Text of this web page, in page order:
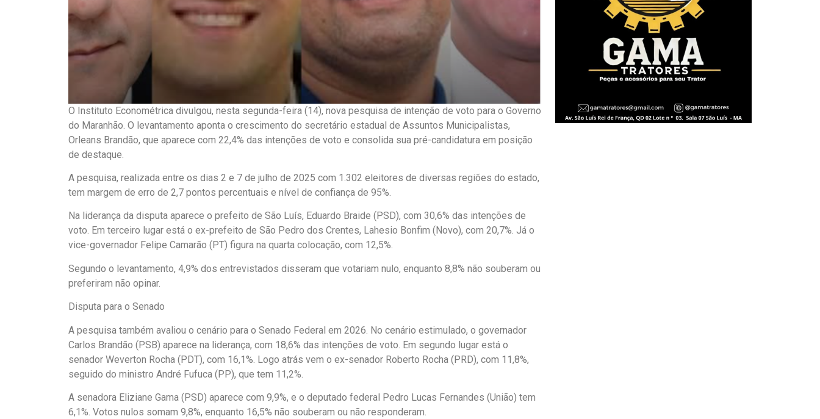
O Instituto Econométrica divulgou, nesta segunda-feira (14), nova pesquisa de intenção de voto para o Governo
do Maranhão. O levantamento aponta o crescimento do secretário estadual de Assuntos Municipalistas,
Orleans Brandão, que aparece com 22,4% das intenções de voto e consolida sua pré-candidatura em posição
de destaque.
A pesquisa, realizada entre os dias 2 e 7 de julho de 2025 com 1.302 eleitores de diversas regiões do estado,
tem margem de erro de 2,7 pontos percentuais e nível de confiança de 95%.
Na liderança da disputa aparece o prefeito de São Luís, Eduardo Braide (PSD), com 30,6% das intenções de
voto. Em terceiro lugar está o ex-prefeito de São Pedro dos Crentes, Lahesio Bonfim (Novo), com 20,7%. Já o
vice-governador Felipe Camarão (PT) figura na quarta colocação, com 12,5%.
Segundo o levantamento, 4,9% dos entrevistados disseram que votariam nulo, enquanto 8,8% não souberam ou
preferiram não opinar.
Disputa para o Senado
A pesquisa também avaliou o cenário para o Senado Federal em 2026. No cenário estimulado, o governador
Carlos Brandão (PSB) aparece na liderança, com 18,6% das intenções de voto. Em segundo lugar está o
senador Weverton Rocha (PDT), com 16,1%. Logo atrás vem o ex-senador Roberto Rocha (PRD), com 11,8%,
seguido do ministro André Fufuca (PP), que tem 11,2%.
A senadora Eliziane Gama (PSD) aparece com 9,9%, e o deputado federal Pedro Lucas Fernandes (União) tem
6,1%. Votos nulos somam 9,8%, enquanto 16,5% não souberam ou não responderam.